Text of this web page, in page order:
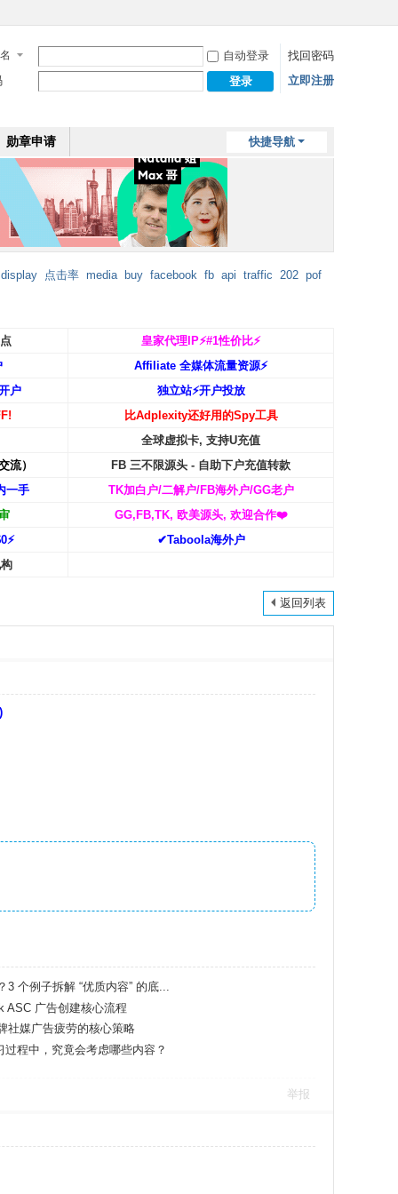
自动登录
找回密码
登录 立即注册
快捷导航
勋章申请
display 点击率 media buy facebook fb api traffic 202 pof
皇家代理IP⚡️#1性价比⚡️
Affiliate 全媒体流量资源⚡️
户
独立站⚡️开户投放
比Adplexity还好用的Spy工具
全球虚拟卡, 支持U充值
流）
FB 三不限源头 - 自助下户充值转款
一手
TK加白户/二解户/FB海外户/GG老户
GG,FB,TK, 欧美源头, 欢迎合作❤️
✔Taboola海外户
返回列表
3 个例子拆解 “优质内容” 的底...
ASC 广告创建核心流程
社媒广告疲劳的核心策略
程中，究竟会考虑哪些内容？
举报